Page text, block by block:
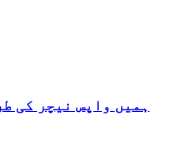
ہمیں واپس نیچر کی